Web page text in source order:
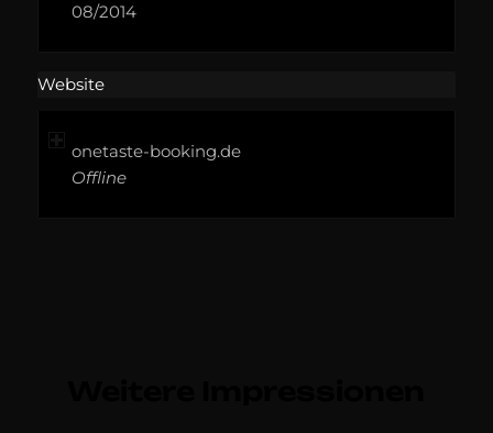
08/2014
Website
onetaste-booking.de
Offline